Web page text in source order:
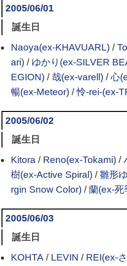
2005/06/01
誕生日
Naoya(ex-KHAVUARL)/
ari)/ ゆかり(ex-SILVER
EGION)/哉(ex-varell)/心
暢(ex-Meteor)/怜-rei-(ex-
2005/06/02
誕生日
Kitora / Reno(ex-Tokami)/
樹(ex-Active Spiral)/雛形
rgin Snow Color)/蘭(ex-死
2005/06/03
誕生日
KOHTA / LEVIN / REI(ex-